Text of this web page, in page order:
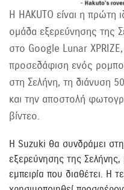
Η HAKUTO είναι η πρώτη
ομάδα εξερεύνησης της
στο Google Lunar
προσεδάφιση ενός
στη Σελήνη, τη διάνυση
και την αποστολή
βίντεο.
Η Suzuki θα συνδράμει
εξερεύνησης της
εμπειρία που διαθέτει. Η